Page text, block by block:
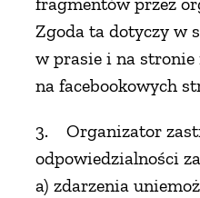
Zgoda ta dotyczy w
w prasie i na
na facebookowych
3. Organizator
odpowiedzialności
a) zdarzenia